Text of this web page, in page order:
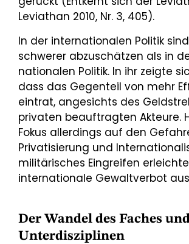
Leviathan 2010, Nr. 3, 405).
In der internationalen Politik
schwerer abzuschätzen als in
nationalen Politik. In ihr zeigte
dass das Gegenteil von mehr
eintrat, angesichts des
privaten beauftragten Akteure.
Fokus allerdings auf den
Privatisierung und
militärisches Eingreifen
internationale Gewaltverbot
Der Wandel des Faches
Unterdisziplinen